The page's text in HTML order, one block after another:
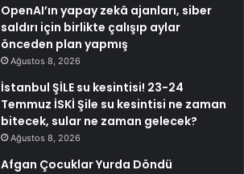
OpenAI’ın yapay zekâ ajanları, siber
saldırı için birlikte çalışıp aylar
önceden plan yapmış
Ağustos 8, 2026
İstanbul ŞİLE su kesintisi! 23-24
Temmuz İSKİ Şile su kesintisi ne zaman
bitecek, sular ne zaman gelecek?
Ağustos 8, 2026
Afgan Çocuklar Yurda Döndü